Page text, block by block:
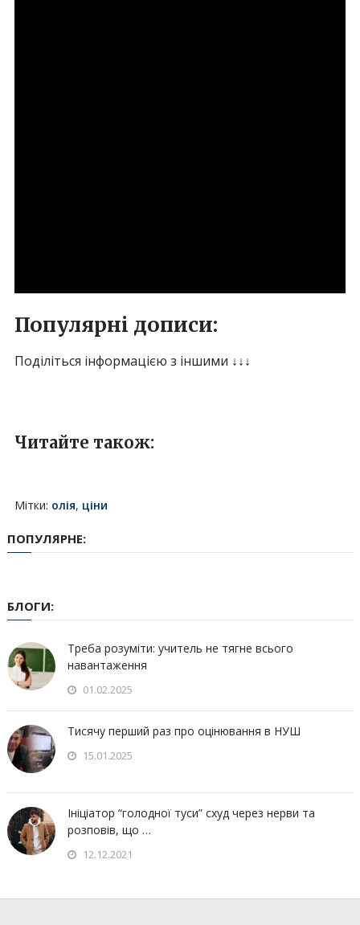
Популярні дописи:
Поділіться інформацією з іншими ↓↓↓
Читайте також:
Мітки: олія, ціни
ПОПУЛЯРНЕ:
БЛОГИ:
Треба розуміти: учитель не тягне всього
навантаження
01.02.2025
Тисячу перший раз про оцінювання в НУШ
15.01.2025
Ініціатор “голодної туси” схуд через нерви та
розповів, що …
12.12.2021